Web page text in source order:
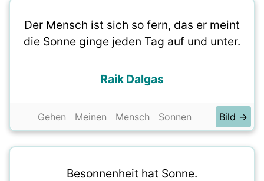
Der Mensch ist sich so fern, das er meint
die Sonne ginge jeden Tag auf und unter.
Raik Dalgas
Gehen Meinen Mensch Sonnen Bild →
Besonnenheit hat Sonne.